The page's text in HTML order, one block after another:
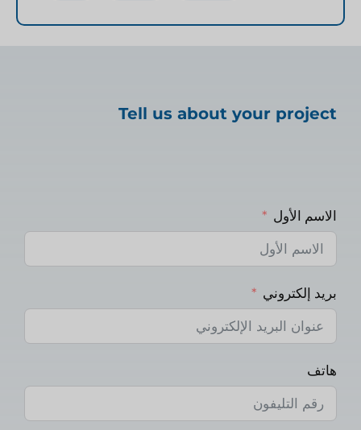
Tell us about your project
الاسم الأول
بريد إلكتروني
هاتف